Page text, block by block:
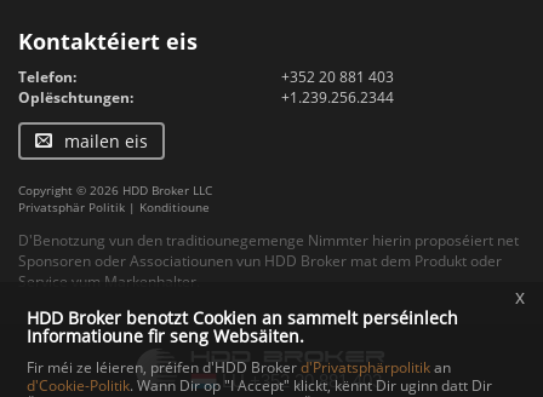
Kontaktéiert eis
Telefon:
+352 20 881 403
Oplëschtungen:
+1.239.256.2344
mailen eis
Copyright © 2026 HDD Broker LLC
Privatsphär Politik | Konditioune
D'Benotzung vun den traditiounegemenge Nimmter hierin proposéiert net
Sponsoren oder Associatiounen vun HDD Broker mat dem Produkt oder
Service vum Markenhalter.
HDD Broker benotzt Cookien an sammelt perséinlech
Informatioune fir seng Websäiten.
Fir méi ze léieren, préifen d'HDD Brokerd'Privatsphärpolitikan
d'Cookie-Politik. Wann Dir op "I Accept" klickt, kënnt Dir uginn datt Dir
x